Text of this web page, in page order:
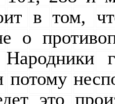
в том,
о
Народники
потому
это